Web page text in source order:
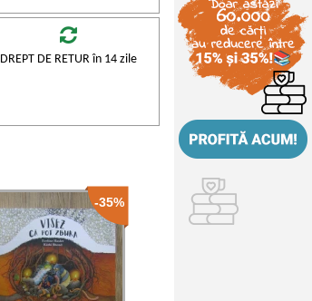
DREPT DE RETUR în 14 zile
-35%